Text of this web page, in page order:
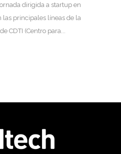
dirigida a startup en
las principales líneas de la
CDTI (Centro para...